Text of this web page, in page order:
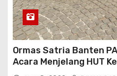
Ormas Satria Banten
Acara Menjelang HUT
Di Silang Monas